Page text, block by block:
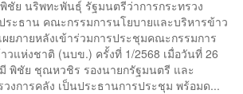
ชัย นริพทะพันธุ์ รัฐมนตรีว่าการกระทรวง
ะธาน คณะกรรมการนโยบายและบริหารข้าว
ยภายหลังเข้าร่วมการประชุมคณะกรรมการ
วแห่งชาติ (นบข.) ครั้งที่ 1/2568 เมื่อวันที่ 26
พิชัย ชุณหวชิร รองนายกรัฐมนตรี และ
งการคลัง เป็นประธานการประชุม พร้อมด...